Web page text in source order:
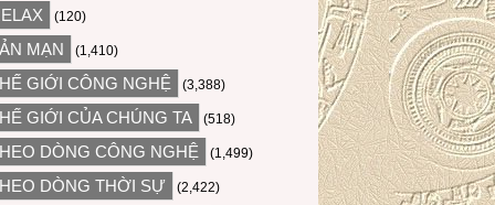
(120)
MẠN (1,410)
GIỚI CÔNG NGHỆ (3,388)
GIỚI CỦA CHÚNG TA (518)
DÒNG CÔNG NGHỆ (1,499)
DÒNG THỜI SỰ (2,422)